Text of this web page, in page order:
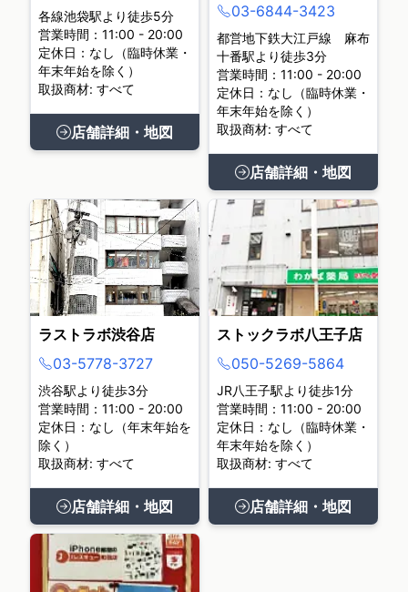
各線池袋駅より徒歩5分
営業時間：11:00 - 20:00
定休日：なし（臨時休業・
年末年始を除く）
取扱商材: すべて
店舗詳細・地図
03-6844-3423
都営地下鉄大江戸線 麻布
十番駅より徒歩3分
営業時間：11:00 - 20:00
定休日：なし（臨時休業・
年末年始を除く）
取扱商材: すべて
店舗詳細・地図
ラストラボ渋谷店
03-5778-3727
渋谷駅より徒歩3分
営業時間：11:00 - 20:00
定休日：なし（年末年始を
除く）
取扱商材: すべて
店舗詳細・地図
ストックラボ八王子店
050-5269-5864
JR八王子駅より徒歩1分
営業時間：11:00 - 20:00
定休日：なし（臨時休業・
年末年始を除く）
取扱商材: すべて
店舗詳細・地図